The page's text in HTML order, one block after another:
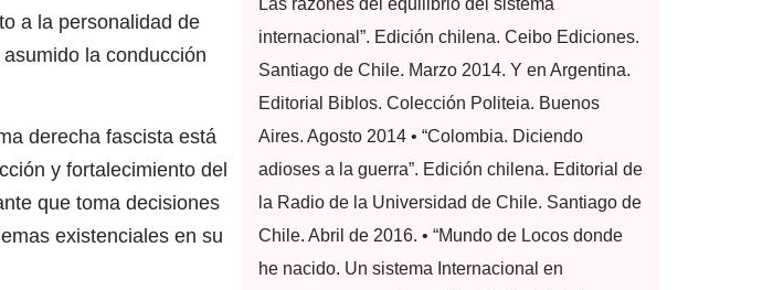
a la personalidad de
la conducción
derecha fascista está
y fortalecimiento del
que toma decisiones
existenciales en su
internacional”. Edición chilena. Ceibo Ediciones.
Santiago de Chile. Marzo 2014. Y en Argentina.
Editorial Biblos. Colección Politeia. Buenos
Aires. Agosto 2014 • “Colombia. Diciendo
adioses a la guerra”. Edición chilena. Editorial de
la Radio de la Universidad de Chile. Santiago de
Chile. Abril de 2016. • “Mundo de Locos donde
he nacido. Un sistema Internacional en